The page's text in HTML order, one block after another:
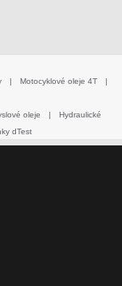
| Motocyklové oleje 4T
|
oleje |
Hydraulické
dTest